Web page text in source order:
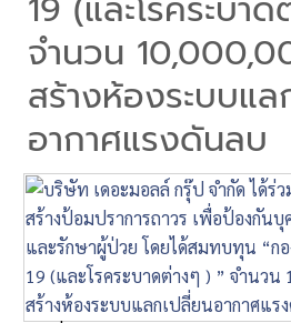
จำนวน
สร้างห้องระบบแ
อากาศแรงดันลบ